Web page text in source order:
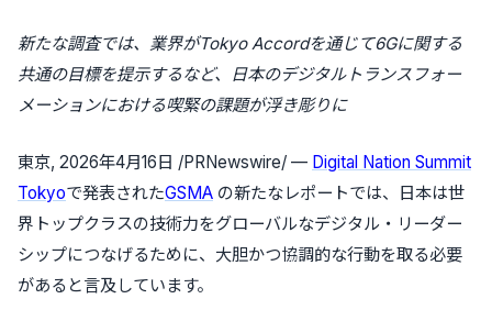
新たな調査では、業界がTokyo Accordを通じて6Gに関する
共通の目標を提示するなど、日本のデジタルトランスフォー
メーションにおける喫緊の課題が浮き彫りに
東京, 2026年4月16日 /PRNewswire/ — Digital Nation Summit
Tokyoで発表されたGSMA の新たなレポートでは、日本は世
界トップクラスの技術力をグローバルなデジタル・リーダー
シップにつなげるために、大胆かつ協調的な行動を取る必要
があると言及しています。